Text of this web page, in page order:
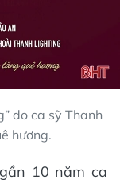
do ca sỹ Thanh
hương.
10 năm ca